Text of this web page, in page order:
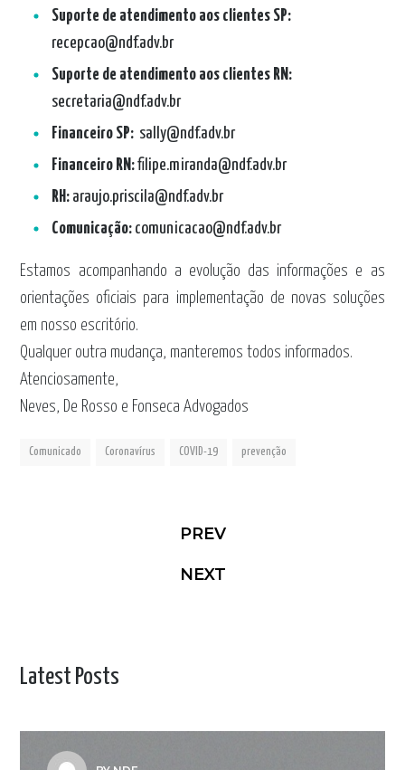
Suporte de atendimento aos clientes SP:
recepcao@ndf.adv.br
Suporte de atendimento aos clientes RN:
secretaria@ndf.adv.br
Financeiro SP: sally@ndf.adv.br
Financeiro RN:filipe.miranda@ndf.adv.br
RH: araujo.priscila@ndf.adv.br
Comunicação: comunicacao@ndf.adv.br
Estamos acompanhando a evolução das informações e as
orientações oficiais para implementação de novas soluções
em nosso escritório.
Qualquer outra mudança, manteremos todos informados.
Atenciosamente,
Neves, De Rosso e Fonseca Advogados
Comunicado Coronavírus COVID-19 prevenção
PREV
NEXT
Latest Posts